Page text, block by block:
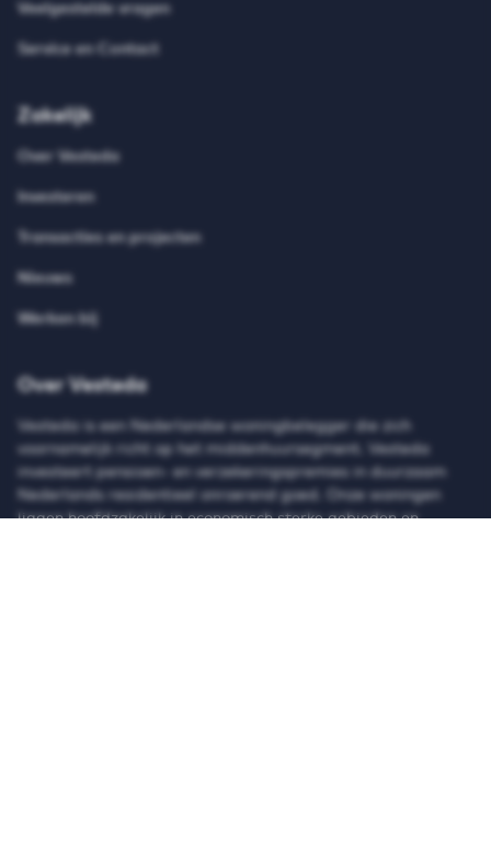
Veelgestelde vragen
Service en Contact
Zakelijk
Over Vesteda
Investeren
Transacties en projecten
Nieuws
Werken bij
Over Vesteda
Vesteda is een Nederlandse woningbelegger die zich
voornamelijk richt op het middenhuursegment. Vesteda
investeert
pensioen- en verzekeringspremies in duurzaam
Nederlands residentieel onroerend goed. Onze woningen
liggen hoofdzakelijk in economisch sterke gebieden en